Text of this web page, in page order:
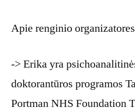
Apie renginio
-> Erika yra
doktorantūros programos
Portman NHS Foundation